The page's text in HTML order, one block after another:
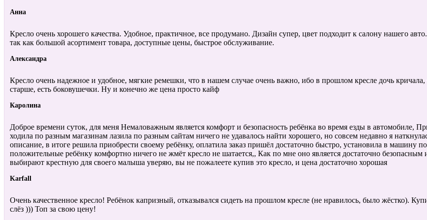
Анна
Кресло очень хорошего качества. Удобное, практичное, все продумано. Дизайн супер, цвет подходит к салону нашего
так как большой асортимент товара, доступные цены, быстрое обслуживание.
Александра
Кресло очень надежное и удобное, мягкие ремешки, что в нашем случае очень важно, ибо в прошлом кресле дочь
старше, есть боковушечки. Ну и конечно же цена просто кайф
Каролина
Доброе времени суток, для меня Немаловажным является комфорт и безопасность ребёнка во время езды в автомобиле,
ходила по разным магазинам лазила по разным сайтам ничего не удавалось найти хорошего, но совсем недавно я
описание, в итоге решила приобрести своему ребёнку, оплатила заказ пришёл достаточно быстро, установила в машину
положительные ребёнку комфортно ничего не жмёт кресло не шатается,, Как по мне оно является достаточно
выбирают крестную для своего малыша уверяю, вы не пожалеете купив это кресло, и цена достаточно хорошая
Karfall
Очень качественное кресло! Ребёнок капризный, отказывался сидеть на прошлом кресле (не нравилось, было жёстко).
слёз ))) Топ за свою цену!